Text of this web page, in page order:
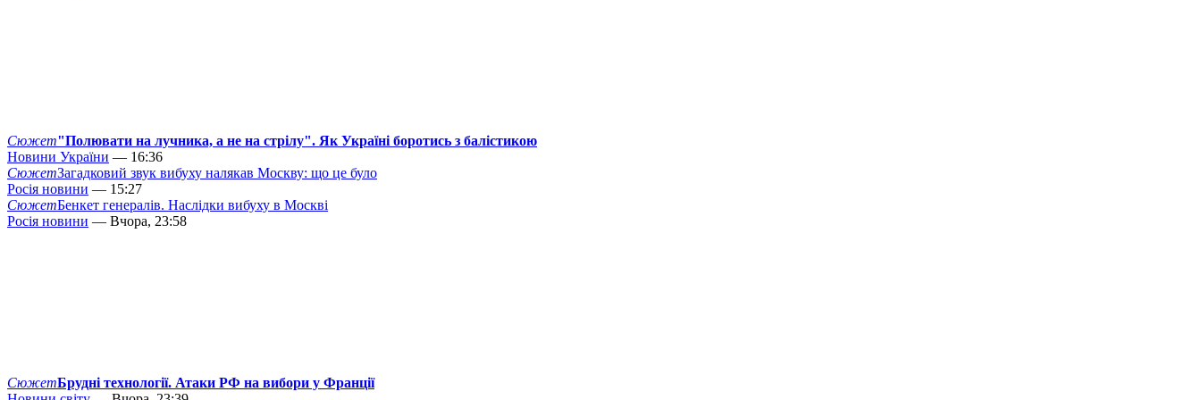
Сюжет"Полювати на лучника, а не на стрілу". Як Україні боротись з балістикою
Новини України — 16:36
СюжетЗагадковий звук вибуху налякав Москву: що це було
Росія новини — 15:27
СюжетБенкет генералів. Наслідки вибуху в Москві
Росія новини — Вчора, 23:58
СюжетБрудні технології. Атаки РФ на вибори у Франції